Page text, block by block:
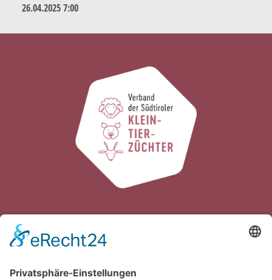
26.04.2025 7:00
Verband der Südtiroler
Kleintierzüchter ∎ Galvanistraße 38
Südtirol